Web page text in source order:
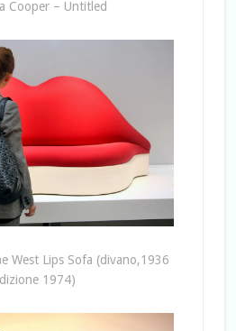
Cooper – Untitled
West Lips Sofa (divano,1936
1974)